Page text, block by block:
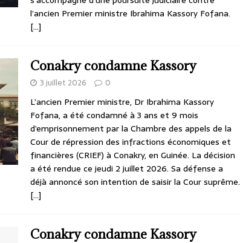
l’ancien Premier ministre Ibrahima Kassory Fofana.
[…]
Conakry condamne Kassory
3 juillet 2026 0
L’ancien Premier ministre, Dr Ibrahima Kassory
Fofana, a été condamné à 3 ans et 9 mois
d’emprisonnement par la Chambre des appels de la
Cour de répression des infractions économiques et
financières (CRIEF) à Conakry, en Guinée. La décision
a été rendue ce jeudi 2 juillet 2026. Sa défense a
déjà annoncé son intention de saisir la Cour suprême.
[…]
Conakry condamne Kassory